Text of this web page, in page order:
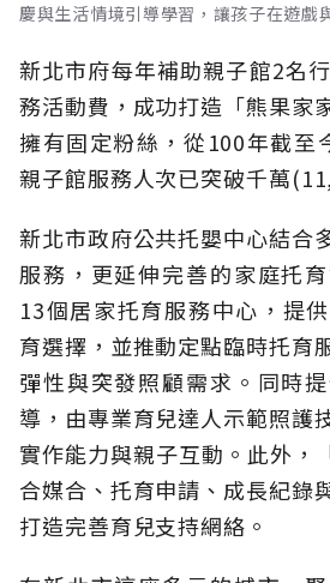
慶與生活情境引導學習，讓孩子在遊戲
新北市府每年補助親子館2名
務活動費，成功打造「熊果家
擁有固定粉絲，從100年截至
親子館服務人次已突破千萬
新北市政府公共托嬰中心結合
服務，更延伸完善的家庭托
13個居家托育服務中心，提
育選擇，並推動定點臨時托育
彈性與突發照顧需求。同時
導，由專業育兒達人示範照護
實作能力與親子互動。此外，
合媒合、托育申請、成長紀錄
打造完善育兒支持網絡。